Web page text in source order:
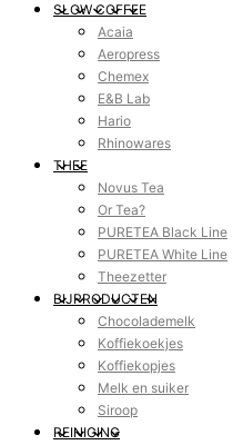
SLOW COFFEE
Acaia
Aeropress
Chemex
E&B Lab
Hario
Rhinowares
THEE
Novus Tea
Or Tea?
PURETEA Black Line
PURETEA White Line
Theezetter
BIJPRODUCTEN
Chocolademelk
Koffiekoekjes
Koffiekopjes
Melk en suiker
Siroop
REINIGING